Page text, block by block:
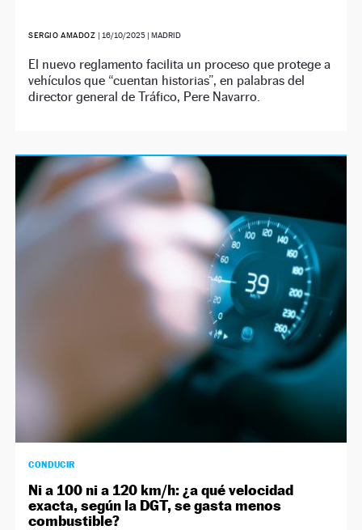
SERGIO AMADOZ | 16/10/2025| MADRID
El nuevo reglamento facilita un proceso que protege a
vehículos que “cuentan historias”, en palabras del
director general de Tráfico, Pere Navarro.
CONDUCIR
Ni a 100 ni a 120 km/h: ¿a qué velocidad
exacta, según la DGT, se gasta menos
combustible?